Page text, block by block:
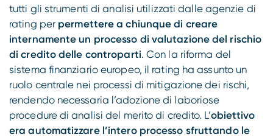
tutti gli strumenti di analisi utilizzati dalle agenzie di
rating per permettere a chiunque di creare
internamente un processo di valutazione del rischio
di credito delle controparti. Con la riforma del
sistema finanziario europeo, il rating ha assunto un
ruolo centrale nei processi di mitigazione dei rischi,
rendendo necessaria l’adozione di laboriose
procedure di analisi del merito di credito. L’obiettivo
era automatizzare l’intero processo sfruttando le